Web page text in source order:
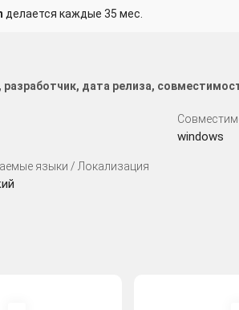
делается каждые 35 мес.
дата релиза,
windows
языки / Локализация